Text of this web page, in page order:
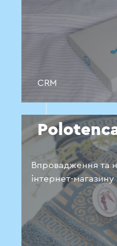
CRM
Впровадження та
інтернет-